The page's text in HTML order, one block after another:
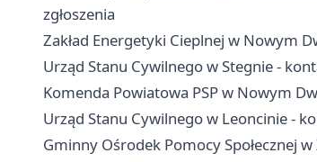
zgłoszenia
Zakład Energetyki Cieplnej w Nowym
Urząd Stanu Cywilnego w Stegnie -
Komenda Powiatowa PSP w Nowym
Urząd Stanu Cywilnego w Leoncinie -
Gminny Ośrodek Pomocy Społecznej